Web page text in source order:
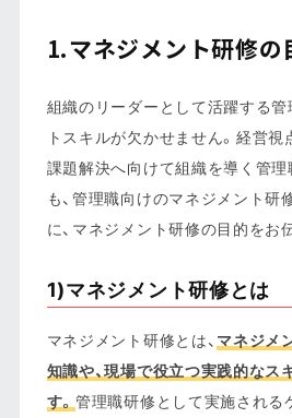
1.マネジメント研修の
組織のリーダーとして活躍する管
トスキルが欠かせません。経営視
課題解決へ向けて組織を導く管
も、管理職向けのマネジメント研
に、マネジメント研修の目的をお
1)マネジメント研修とは
マネジメント研修とは、 マネジメ
知識や、現場で役立つ実践的なス
す。管理職研修として実施される